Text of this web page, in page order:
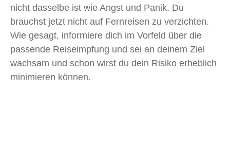
nicht dasselbe ist wie Angst und Panik. Du
brauchst jetzt nicht auf Fernreisen zu verzichten.
Wie gesagt, informiere dich im Vorfeld über die
passende Reiseimpfung und sei an deinem Ziel
wachsam und schon wirst du dein Risiko erheblich
minimieren können.